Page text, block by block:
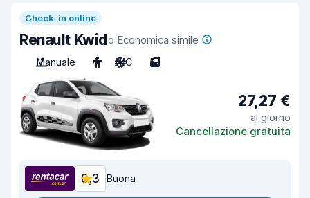
Check-in online
Renault Kwido Economica simile
Manuale
4 A/C 5
27,27 €
al giorno
Cancellazione gratuita
8,3 Buona